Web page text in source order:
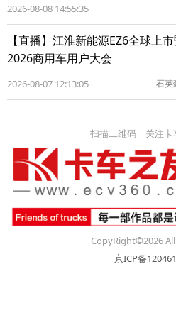
2026-08-08 14:55:35
【直播】江淮新能源EZ6全球上
2026商用车用户大会
2026-08-07 12:13:05 石英
扫描二维码 关注卡
CopyRight©2026
京ICP备